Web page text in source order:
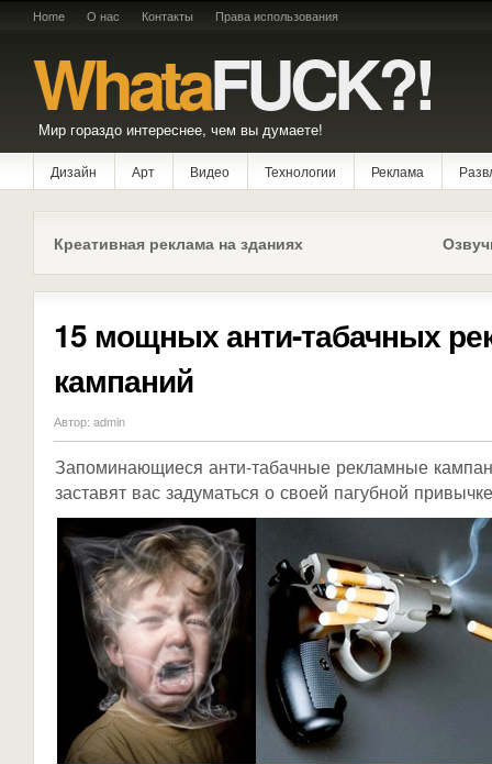
Home О нас Контакты Права использования
WhataFUCK?!
Мир гораздо интереснее, чем вы думаете!
Дизайн Арт Видео Технологии Реклама
Креативная реклама на зданиях
15 мощных анти-табачных
кампаний
Автор: admin
Запоминающиеся анти-табачные рекламные
заставят вас задуматься о своей пагубной